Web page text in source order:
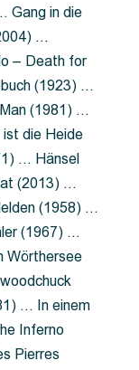
Gang in die
…
– Death for
(1923) …
(1981) …
die Heide
… Hänsel
(2013) …
(1958) …
(1967) …
Wörthersee
… In einem
Inferno
Pierres